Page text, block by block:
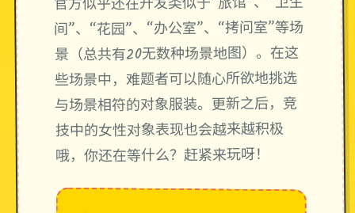
间”、“花园”、“办公室”、“拷问室”等场
景（总共有20无数种场景地图）。在这
些场景中，难题者可以随心所欲地挑选
与场景相符的对象服装。更新之后，竞
技中的女性对象表现也会越来越积极
哦，你还在等什么？赶紧来玩呀！